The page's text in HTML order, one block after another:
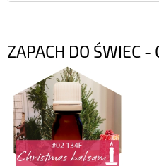
ZAPACH DO ŚWIEC